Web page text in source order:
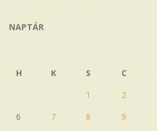
NAPTÁR
H
K S C
1
2
6
7 8 9